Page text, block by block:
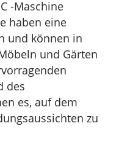
-Maschine
haben eine
und können in
und Gärten
des
es, auf dem
zu